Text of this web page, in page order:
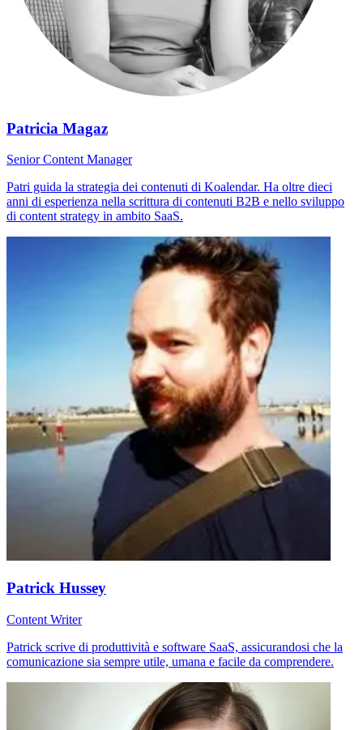
Patricia Magaz
Senior Content Manager
Patri guida la strategia dei contenuti di Koalendar. Ha oltre dieci
anni di esperienza nella scrittura di contenuti B2B e nello sviluppo
di content strategy in ambito SaaS.
Patrick Hussey
Content Writer
Patrick scrive di produttività e software SaaS, assicurandosi che la
comunicazione sia sempre utile, umana e facile da comprendere.